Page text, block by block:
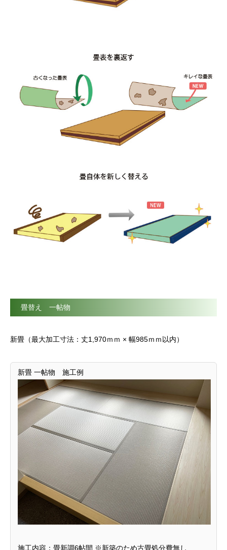
畳替え 一帖物
新畳（最大加工寸法：丈1,970ｍｍ × 幅985ｍｍ以内）
新畳 一帖物 施工例
施工内容：畳新調6帖間 ※新築のため古畳処分費無し